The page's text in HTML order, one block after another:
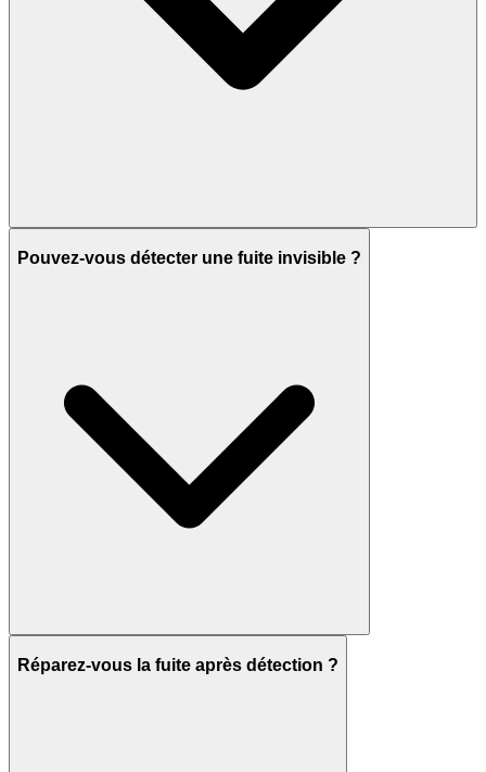
Pouvez-vous détecter une fuite invisible ?
Réparez-vous la fuite après détection ?